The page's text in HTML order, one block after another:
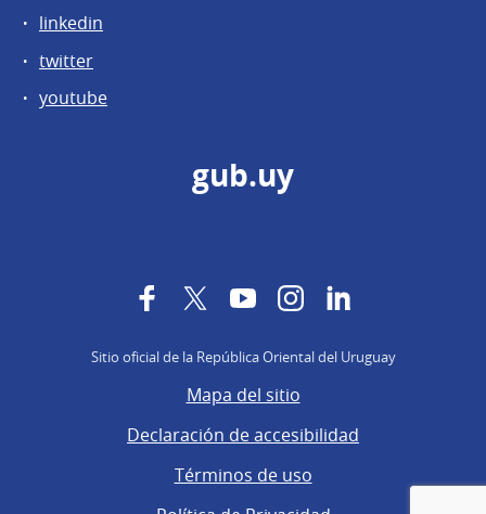
linkedin
twitter
youtube
gub.uy
FacebookTwitterYouTubeInstagram
Sitio oficial de la República Oriental del Uruguay
Mapa del sitio
Declaración de accesibilidad
Términos de uso